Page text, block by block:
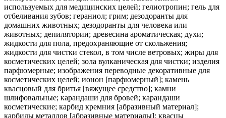
используемых для медицинских целей; гелиотропин; гель для
отбеливания зубов; гераниол; грим; дезодоранты для
домашних животных; дезодоранты для человека или
животных; депилятории; древесина ароматическая; духи;
жидкости для пола, предохраняющие от скольжения;
жидкости для чистки стекол, в том числе ветровых; жиры для
косметических целей; зола вулканическая для чистки; изделия
парфюмерные; изображения переводные декоративные для
косметических целей; ионон [парфюмерный]; камень
квасцовый для бритья [вяжущее средство]; камни
шлифовальные; карандаши для бровей; карандаши
косметические; карбид кремния [абразивный материал];
карбиды металлов [абразивные материалы]; квасцы